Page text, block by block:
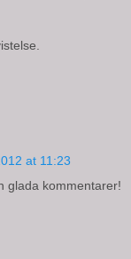
at 11:23
glada kommentarer!